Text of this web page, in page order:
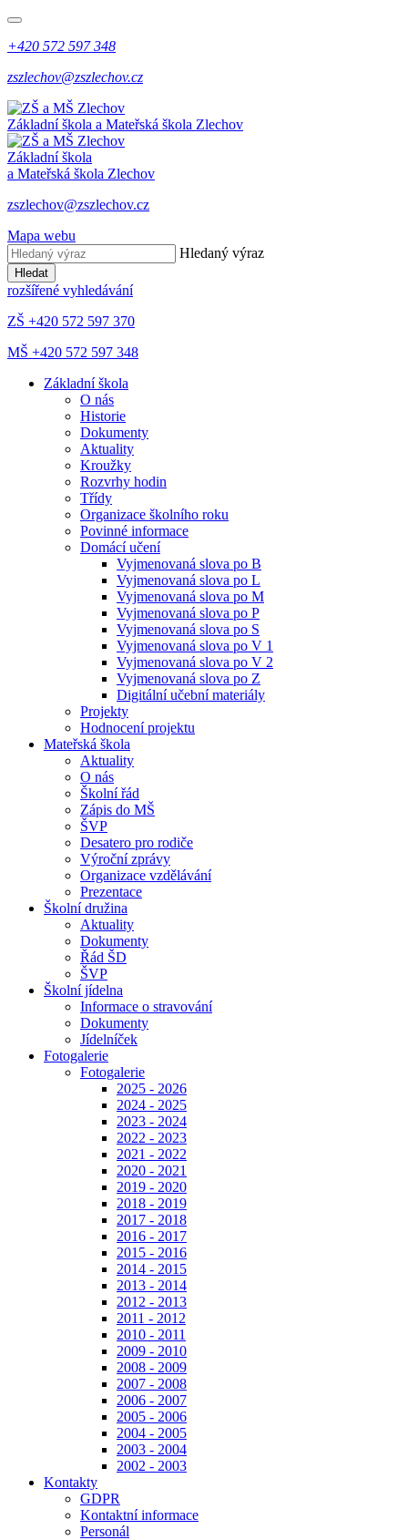
+420 572 597 348
zszlechov@zszlechov.cz
Základní škola a Mateřská škola Zlechov
Základní škola
a Mateřská škola Zlechov
zszlechov@zszlechov.cz
Mapa webu
Hledaný výraz
Hledat
rozšířené vyhledávání
ZŠ +420 572 597 370
MŠ +420 572 597 348
Základní škola
O nás
Historie
Dokumenty
Aktuality
Kroužky
Rozvrhy hodin
Třídy
Organizace školního roku
Povinné informace
Domácí učení
Vyjmenovaná slova po B
Vyjmenovaná slova po L
Vyjmenovaná slova po M
Vyjmenovaná slova po P
Vyjmenovaná slova po S
Vyjmenovaná slova po V 1
Vyjmenovaná slova po V 2
Vyjmenovaná slova po Z
Digitální učební materiály
Projekty
Hodnocení projektu
Mateřská škola
Aktuality
O nás
Školní řád
Zápis do MŠ
ŠVP
Desatero pro rodiče
Výroční zprávy
Organizace vzdělávání
Prezentace
Školní družina
Aktuality
Dokumenty
Řád ŠD
ŠVP
Školní jídelna
Informace o stravování
Dokumenty
Jídelníček
Fotogalerie
Fotogalerie
2025 - 2026
2024 - 2025
2023 - 2024
2022 - 2023
2021 - 2022
2020 - 2021
2019 - 2020
2018 - 2019
2017 - 2018
2016 - 2017
2015 - 2016
2014 - 2015
2013 - 2014
2012 - 2013
2011 - 2012
2010 - 2011
2009 - 2010
2008 - 2009
2007 - 2008
2006 - 2007
2005 - 2006
2004 - 2005
2003 - 2004
2002 - 2003
Kontakty
GDPR
Kontaktní informace
Personál